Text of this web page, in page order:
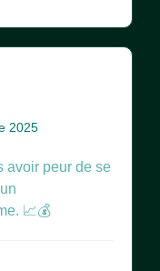
2025
avoir peur de se
📈💰